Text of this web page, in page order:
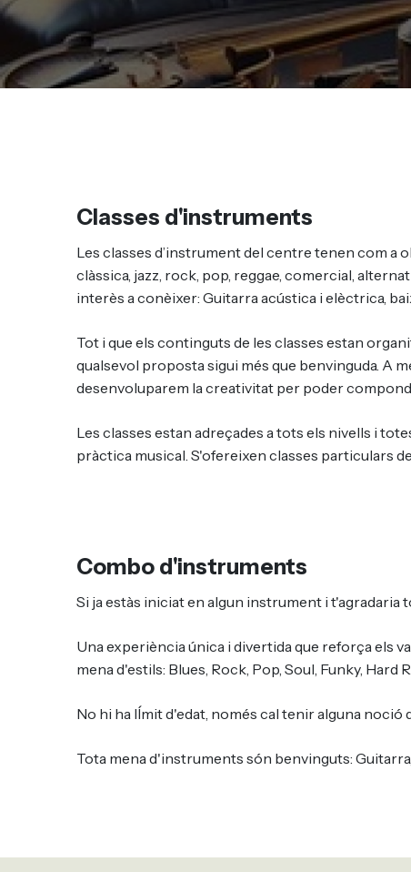
Classes d'instruments
Les classes d’instrument del centre tenen com a
clàssica, jazz, rock, pop, reggae, comercial,
interès a conèixer: Guitarra acústica i elèctrica,
Tot i que els continguts de les classes estan
qualsevol proposta sigui més que benvinguda. A
desenvoluparem la creativitat per poder
Les classes estan adreçades a tots els nivells i
pràctica musical. S'ofereixen classes particulars
Combo d'instruments
Si ja estàs iniciat en algun instrument i
Una experiència única i divertida que reforça els
mena d'estils: Blues, Rock, Pop, Soul, Funky, Hard
No hi ha lÍmit d'edat, només cal tenir alguna
Tota mena d'instruments són benvinguts: Guitarra,